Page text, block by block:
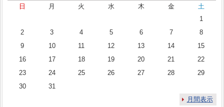
日 月 火 水 木 金
土
1
2
3 4 5 6 7
8
9
10 11 12 13 14
15
16
17 18 19 20 21
22
23
24 25 26 27 28
29
30
31
月間表示